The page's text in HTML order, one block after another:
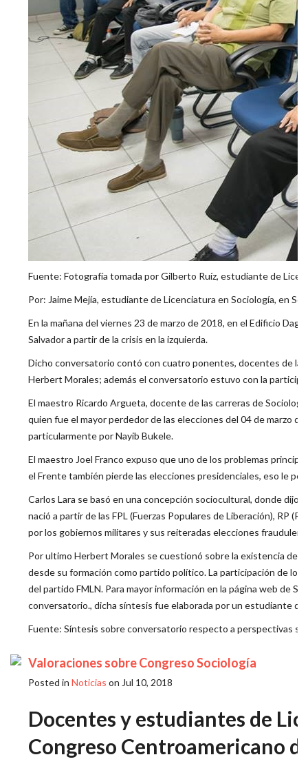
Fuente: Fotografía tomada por Gilberto Ruíz, estudiante de
Por: Jaime Mejía, estudiante de Licenciatura en Sociología, en
En la mañana del viernes 23 de marzo de 2018, en el Edificio
Salvador a partir de la crisis en la izquierda.
Dicho conversatorio contó con cuatro ponentes, docentes de la
Herbert Morales; además el conversatorio estuvo con la
El maestro Ricardo Argueta, docente de las carreras de
quien fue el mayor perdedor de las elecciones del 04 de marzo
particularmente por Nayib Bukele.
El maestro Joel Franco expuso que uno de los problemas
el Frente también pierde las elecciones presidenciales, eso le
Carlos Lara se basó en una concepción sociocultural, donde dijo
nació a partir de las FPL (Fuerzas Populares de Liberación), RP
por los gobiernos militares y sus reiteradas elecciones
Por ultimo Herbert Morales se cuestionó sobre la existencia de
desde su formación como partido político. La participación de
del partido FMLN. Para mayor información en la página web de
conversatorio., dicha síntesis fue elaborada por un estudiante
Fuente: Síntesis sobre conversatorio respecto a perspectivas
Valoraciones sobre Congreso Sociología
Posted in Noticias on Jul 10, 2018
Docentes y estudiantes de
Congreso Centroamericano